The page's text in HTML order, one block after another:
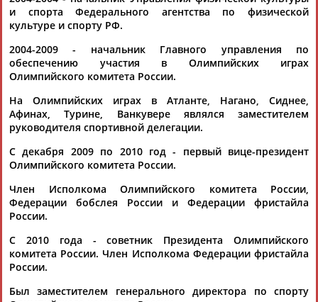
АБДРАХМАНОВАБДРАХМАНОВА АБДУВАЛИЕВ
АБДУЛАЕВ
АБДУЛАЕВ
АБДУЛАЕВ
АБДУЛАЗИЗОВАБДУЛБЕКОВ
Камалудин
АБДУЛДАУДОВ
Абдула
Магомед
Назир
и спорта Федерального агентства по физической
культуре и спорту РФ.
2004-2009 - начальник Главного управления по
обеспечению участия в Олимпийских играх
Олимпийского комитета России.
На Олимпийских играх в Атланте, Нагано, Сиднее,
Афинах, Турине, Ванкувере являлся заместителем
руководителя спортивной делегации.
С декабря 2009 по 2010 год - первый вице-президент
Олимпийского комитета России.
Член Исполкома Олимпийского комитета России,
Федерации бобслея России и Федерации фристайла
России.
С 2010 года - советник Президента Олимпийского
комитета России. Член Исполкома Федерации фристайла
России.
Был заместителем генерального директора по спорту